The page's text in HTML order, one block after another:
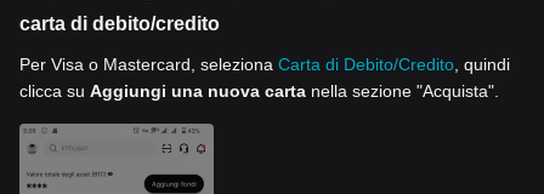
carta di debito/credito
Per Visa o Mastercard, seleziona Carta di Debito/Credito , quindi
clicca su Aggiungi una nuova carta nella sezione "Acquista".